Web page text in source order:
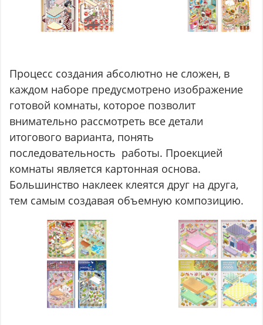
Процесс создания абсолютно не сложен, в
каждом наборе предусмотрено изображение
готовой комнаты, которое позволит
внимательно рассмотреть все детали
итогового варианта, понять
последовательность работы. Проекцией
комнаты является картонная основа.
Большинство наклеек клеятся друг на друга,
тем самым создавая объемную композицию.